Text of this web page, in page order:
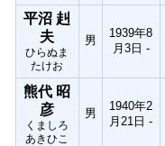
平沼 赳
夫
ひらぬま
たけお
男
1939年8
月3日 -
熊代 昭
彦
くましろ
あきひこ
男
1940年2
月21日 -